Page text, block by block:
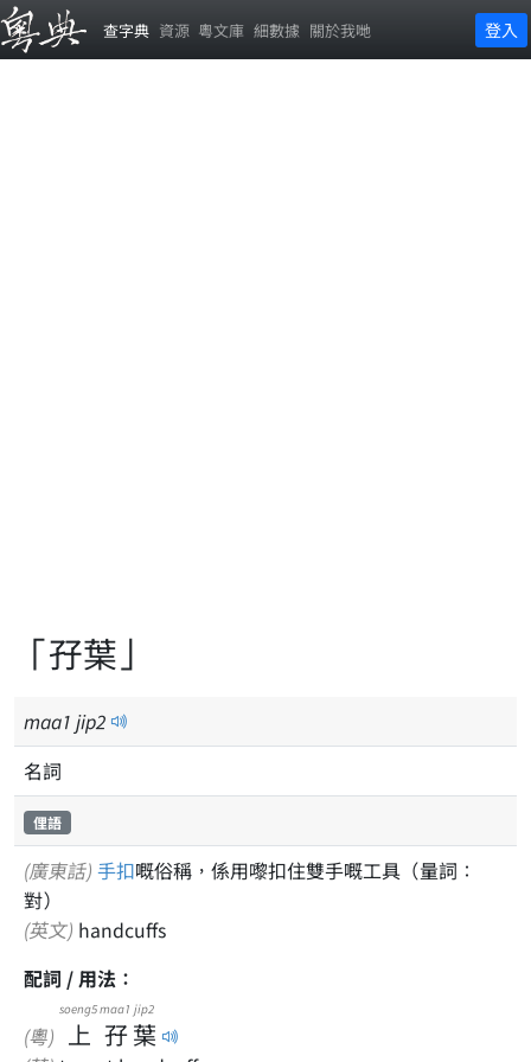
查字典 資源 粵文庫 細數據 關於我哋 登入
「孖葉」
maa1 jip2
名詞
俚語
(廣東話) 手扣嘅俗稱，係用嚟扣住雙手嘅工具（量詞：
對）
(英文) handcuffs
配詞 / 用法：
(粵) 上
soeng5
孖
maa1
葉
jip2